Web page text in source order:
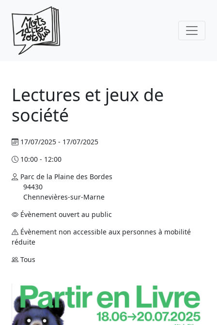
Skip to main content
Lectures et jeux de
société
17/07/2025 - 17/07/2025
10:00 - 12:00
Parc de la Plaine des Bordes
94430
Chennevières-sur-Marne
Évènement ouvert au public
Évènement non accessible aux personnes à mobilité
réduite
Tous